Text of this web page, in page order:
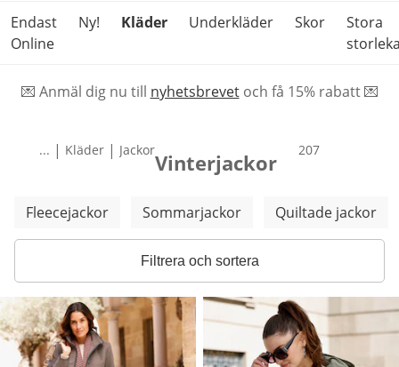
Endast
Online
Ny! Kläder Underkläder Skor
Stora
💌 Anmäl dig nu till nyhetsbrevetoch få 15% rabatt 💌
... | Kläder | JackorVinterjackor produkter
207
Hoppa över fler kategorier
Fleecejackor Sommarjackor Quiltade jackor
Filtrera och sortera